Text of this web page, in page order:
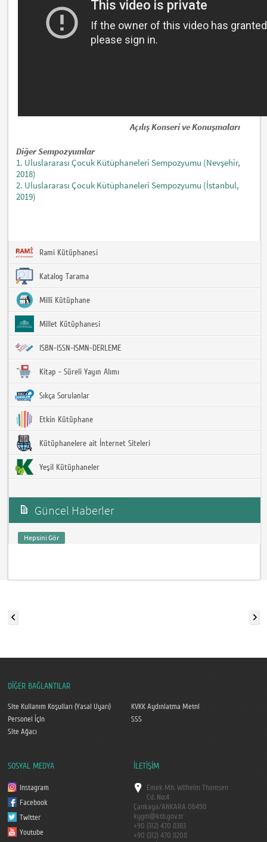
Açılış Konseri ve Konuşmaları
Diğer Sempozyumlar
1. Uluslararası Çocuk Kütüphaneleri Sempozyumu (Nevşehir,
2018)
2. Uluslararası Çocuk Kütüphaneleri Sempozyumu (İstanbul,
2019)
Rami Kütüphanesi
Katalog Tarama
Millî Kütüphane
Millet Kütüphanesi
ISBN-ISSN-ISMN-DERLEME
Kitap - Süreli Yayın Alımı
Sıkça Sorulanlar
Etkin Kütüphane
Kütüphanelere ait İnternet Siteleri
Yeşil Kütüphaneler
Güncel Haberler
Hepsini Gör
DİĞER BAĞLANTILAR
Site Kullanım Koşulları (Yasal Uyarı)
KVKK Aydınlatma Metni
Personel İçin
SSS
Site Ağacı
SOSYAL MEDYA
Instagram
Facebook
Twitter
Youtube
İLETİŞİM
Emek Mh. Wilhelm Thomsen
Cd. No:4
Çankaya/ANKARA 06490
kygm@ktb.gov.tr
+90 (312) 470 8383
+90 (312) 470 8208